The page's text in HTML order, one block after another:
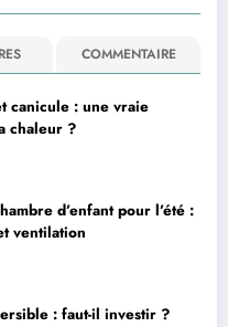
COMMENTAIRE
canicule : une vraie
chaleur ?
d’enfant pour l’été :
ventilation
: faut-il investir ?